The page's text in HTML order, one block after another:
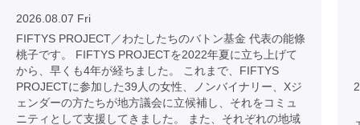
2026.08.07 Fri
FIFTYS PROJECT／わたしたちのバトン基金 代表の能條
桃子です。 FIFTYS PROJECTを2022年夏に立ち上げて
から、早くも4年が経ちました。 これまで、FIFTYS
PROJECTに参加した39人の女性、ノンバイナリー、Xジ
ェンダーの方たちが地方議会に立候補し、それをコミュ
ニティとして支援してきました。 また、それぞれの地域